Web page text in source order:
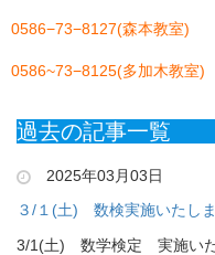
0586−73−8127(森本教室)
0586~73−8125(多加木教室)
過去の記事一覧
2025年03月03日
３/１(土) 数検実施いたし
3/1(土) 数学検定 実施いた